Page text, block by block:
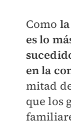
Como
es lo
en la
mitad
que los